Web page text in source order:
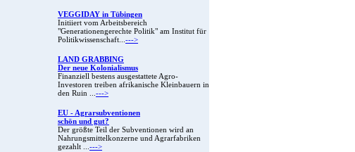
VEGGIDAY in Tübingen
Initiiert vom Arbeitsbereich
"Generationengerechte Politik" am Institut für
Politikwissenschaft...--->
LAND GRABBING
Der neue Kolonialismus
Finanziell bestens ausgestattete Agro-
Investoren treiben afrikanische Kleinbauern in
den Ruin ...--->
EU - Agrarsubventionen
schön und gut?
Der größte Teil der Subventionen wird an
Nahrungsmittelkonzerne und Agrarfabriken
gezahlt ...--->